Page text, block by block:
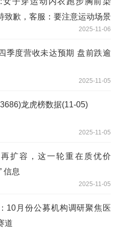
致歉，客服：要注意运动场景
2025-11-06
季度营收未达预期 盘前跌逾
2025-11-05
龙虎榜数据(11-05)
2025-11-05
扩容，这一轮重在质优价
信息
2025-11-05
10月份公募机构调研聚焦医
道